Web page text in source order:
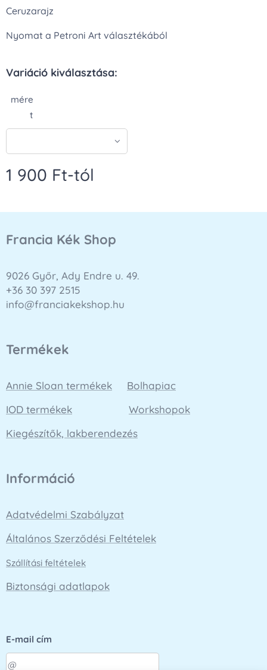
Ceruzarajz
Nyomat a Petroni Art választékából
Variáció kiválasztása:
mére
t
1 900 Ft-tól
Francia Kék Shop
9026 Győr, Ady Endre u. 49.
+36 30 397 2515
info@franciakekshop.hu
Termékek
Annie Sloan termékek
Bolhapiac
IOD termékek
Workshopok
Kiegészítők, lakberendezés
Információ
Adatvédelmi Szabályzat
Általános Szerződési Feltételek
Szállítási feltételek
Biztonsági adatlapok
E-mail cím